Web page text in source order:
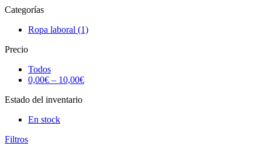
Categorías
Ropa laboral (1)
Precio
Todos
0,00€ – 10,00€
Estado del inventario
En stock
Filtros